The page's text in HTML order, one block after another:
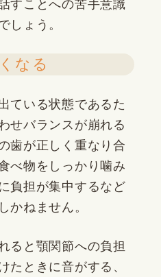
すことへの苦手意識
しょう。
なる
ている状態であるた
せバランスが崩れる
歯が正しく重なり合
べ物をしっかり噛み
負担が集中するなど
かねません。
ると顎関節への負担
たときに音がする、